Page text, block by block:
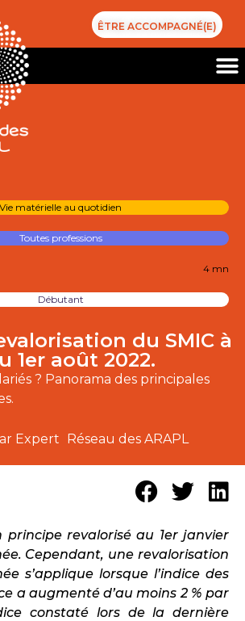
ÊTRE ACCOMPAGNÉ(E)
Vie matérielle au quotidien
Toutes professions
4 mn
Débutant
du SMIC à
1er août 2022.
? Panorama des principales
Expert Réseau des ARAPL
principe revalorisé au 1er janvier
Cependant, une revalorisation
s’applique lorsque l’indice des
a augmenté d’au moins 2 % par
constaté lors de la dernière